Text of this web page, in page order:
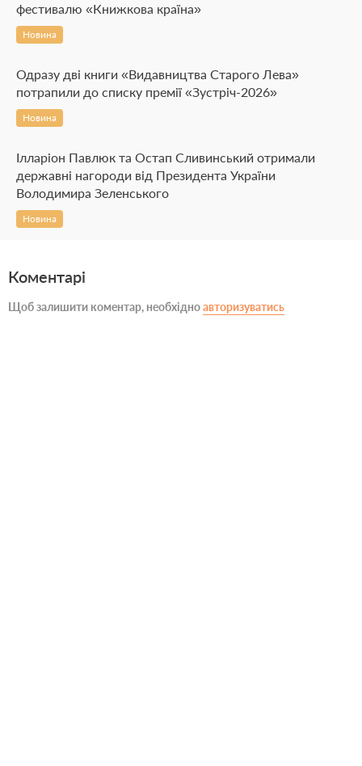
фестивалю «Книжкова країна»
Новина
Одразу дві книги «Видавництва Старого Лева»
потрапили до списку премії «Зустріч-2026»
Новина
Ілларіон Павлюк та Остап Сливинський отримали
державні нагороди від Президента України
Володимира Зеленського
Новина
Коментарі
Щоб залишити коментар, необхідноавторизуватись